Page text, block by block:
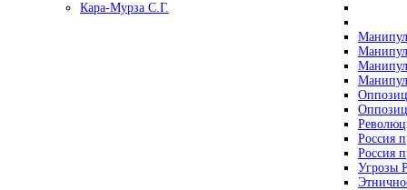
Кара-Мурза С.Г.
Россия
Россия
Угрозы